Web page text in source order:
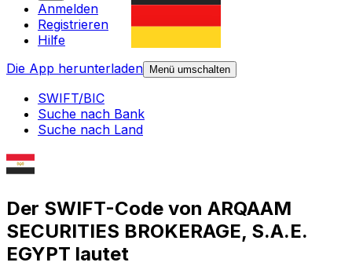
Anmelden
Registrieren
Hilfe
Die App herunterladen
Menü umschalten
SWIFT/BIC
Suche nach Bank
Suche nach Land
Der SWIFT-Code von ARQAAM
SECURITIES BROKERAGE, S.A.E.
EGYPT lautet